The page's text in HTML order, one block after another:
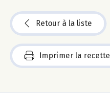
Retour à la liste
Imprimer la recette